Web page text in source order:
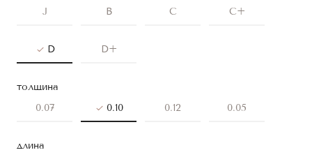
J
B C C+
D D+
толщина
0.07
0.10 0.12 0.05
длина